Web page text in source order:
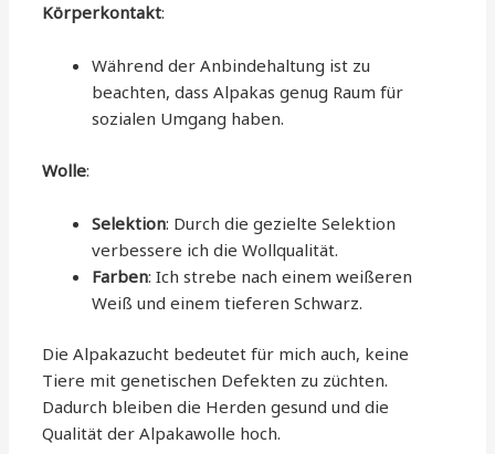
Körperkontakt:
Während der Anbindehaltung ist zu
beachten, dass Alpakas genug Raum für
sozialen Umgang haben.
Wolle:
Selektion: Durch die gezielte Selektion
verbessere ich die Wollqualität.
Farben: Ich strebe nach einem weißeren
Weiß und einem tieferen Schwarz.
Die Alpakazucht bedeutet für mich auch, keine
Tiere mit genetischen Defekten zu züchten.
Dadurch bleiben die Herden gesund und die
Qualität der Alpakawolle hoch.